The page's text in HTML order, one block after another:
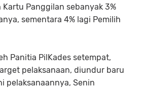
Kartu Panggilan sebanyak 3%
sementara 4% lagi Pemilih
Panitia PilKades setempat,
pelaksanaan, diundur baru
pelaksanaannya, Senin